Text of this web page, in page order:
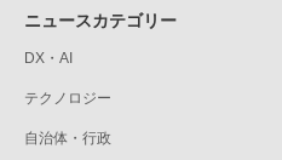
ニュースカテゴリー
DX・AI
テクノロジー
自治体・行政